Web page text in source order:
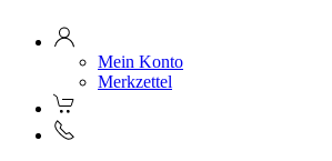
Mein Konto
Merkzettel